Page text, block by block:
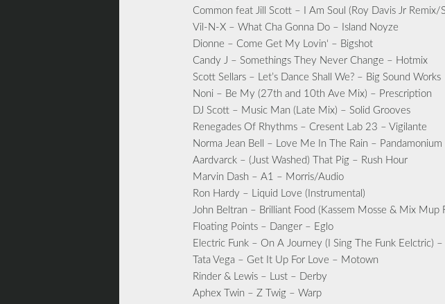
Common feat Jill Scott – I Am Soul (Roy Davis Jr Remix/
Vil-N-X – What Cha Gonna Do – Island Noyze
Dionne – Come Get My Lovin‘ – Bigshot
Candy J – Somethings They Never Change – Hotmix
Scott Sellars – Let’s Dance Shall We? – Big Sound Works
Noni – Be My (27th and 10th Ave Mix) – Prescription
DJ Scott – Music Man (Late Mix) – Solid Grooves
Renegades Of Rhythms – Cresent Lab 23 – Vigilante
Norma Jean Bell – Love Me In The Rain – Pandamonium
Aardvarck – (Just Washed) That Pig – Rush Hour
Marvin Dash – A1 – Morris/Audio
Ron Hardy – Liquid Love (Instrumental)
John Beltran – Brilliant Food (Kassem Mosse & Mix Mup
Floating Points – Danger – Eglo
Electric Funk – On A Journey (I Sing The Funk Eelctric) –
Tata Vega – Get It Up For Love – Motown
Rinder & Lewis – Lust – Derby
Aphex Twin – Z Twig – Warp